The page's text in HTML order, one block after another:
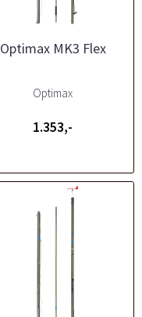
Optimax MK3 Flex
Optimax
1.353,-